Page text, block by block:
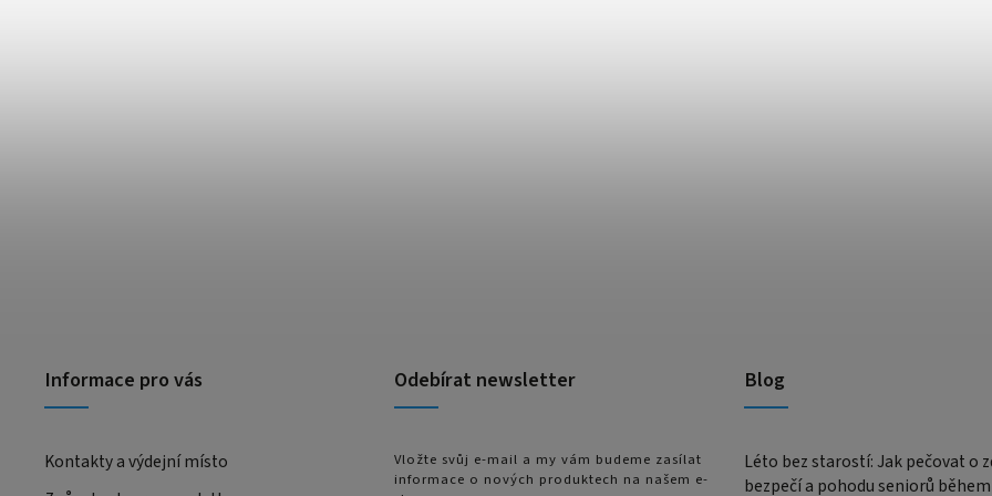
Informace pro vás
Kontakty a výdejní místo
Odebírat newsletter
Vložte svůj e-mail a my vám budeme zasílat
informace o nových produktech na našem e-
Blog
Léto bez starostí: Jak pečovat o
bezpečí a pohodu seniorů